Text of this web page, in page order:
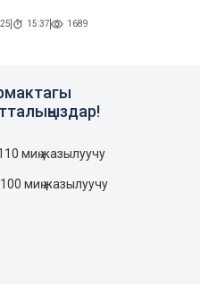
15:37 1689
миң жазылуучу
100 миң жазылуучу